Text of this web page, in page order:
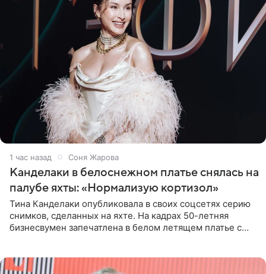
1 час назад Соня Жарова
Канделаки в белоснежном платье снялась на
палубе яхты: «Нормализую кортизол»
Тина Канделаки опубликовала в своих соцсетях серию
снимков, сделанных на яхте. На кадрах 50-летняя
бизнесвумен запечатлена в белом летящем платье с